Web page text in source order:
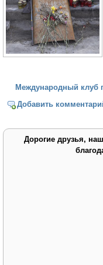
Международный клуб
Добавить
Дорогие друзья,